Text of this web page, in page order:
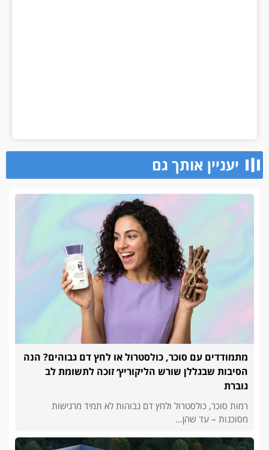
יעניין אותך גם
מתמודדים עם סוכר, כולסטרול או לחץ דם גבוהים? הנה
הסיבות שבגללן שורש הליקוריץ׳ זוכה לתשומת לב
גוברת
רמות סוכר, כולסטרול ולחץ דם גבוהות לא תמיד מרגישות
מסוכנות – עד שהן...